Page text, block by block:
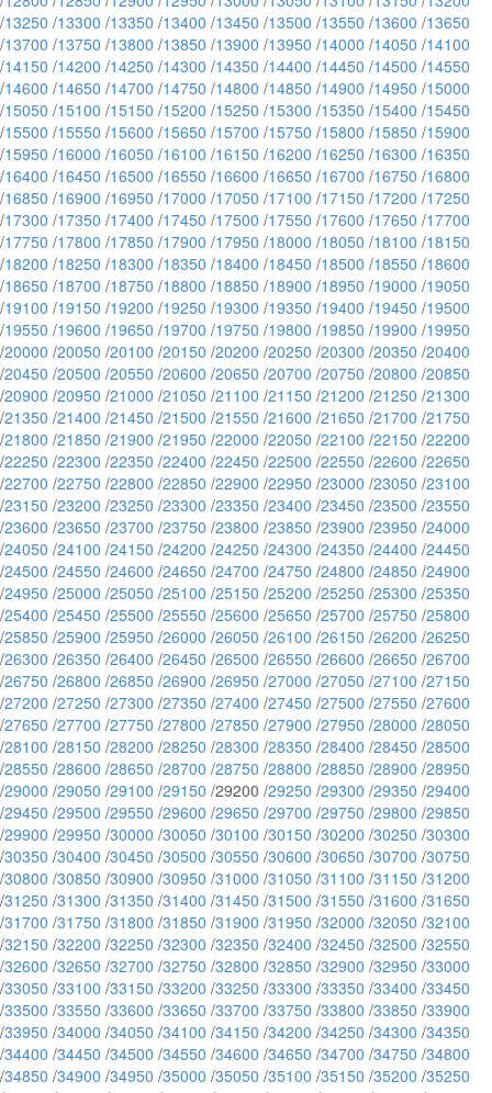
/13250 /13300 /13350 /13400 /13450 /13500 /13550 /13600 /13650
/13700 /13750 /13800 /13850 /13900 /13950 /14000 /14050 /14100
/14150 /14200 /14250 /14300 /14350 /14400 /14450 /14500 /14550
/14600 /14650 /14700 /14750 /14800 /14850 /14900 /14950 /15000
/15050 /15100 /15150 /15200 /15250 /15300 /15350 /15400 /15450
/15500 /15550 /15600 /15650 /15700 /15750 /15800 /15850 /15900
/15950 /16000 /16050 /16100 /16150 /16200 /16250 /16300 /16350
/16400 /16450 /16500 /16550 /16600 /16650 /16700 /16750 /16800
/16850 /16900 /16950 /17000 /17050 /17100 /17150 /17200 /17250
/17300 /17350 /17400 /17450 /17500 /17550 /17600 /17650 /17700
/17750 /17800 /17850 /17900 /17950 /18000 /18050 /18100 /18150
/18200 /18250 /18300 /18350 /18400 /18450 /18500 /18550 /18600
/18650 /18700 /18750 /18800 /18850 /18900 /18950 /19000 /19050
/19100 /19150 /19200 /19250 /19300 /19350 /19400 /19450 /19500
/19550 /19600 /19650 /19700 /19750 /19800 /19850 /19900 /19950
/20000 /20050 /20100 /20150 /20200 /20250 /20300 /20350 /20400
/20450 /20500 /20550 /20600 /20650 /20700 /20750 /20800 /20850
/20900 /20950 /21000 /21050 /21100 /21150 /21200 /21250 /21300
/21350 /21400 /21450 /21500 /21550 /21600 /21650 /21700 /21750
/21800 /21850 /21900 /21950 /22000 /22050 /22100 /22150 /22200
/22250 /22300 /22350 /22400 /22450 /22500 /22550 /22600 /22650
/22700 /22750 /22800 /22850 /22900 /22950 /23000 /23050 /23100
/23150 /23200 /23250 /23300 /23350 /23400 /23450 /23500 /23550
/23600 /23650 /23700 /23750 /23800 /23850 /23900 /23950 /24000
/24050 /24100 /24150 /24200 /24250 /24300 /24350 /24400 /24450
/24500 /24550 /24600 /24650 /24700 /24750 /24800 /24850 /24900
/24950 /25000 /25050 /25100 /25150 /25200 /25250 /25300 /25350
/25400 /25450 /25500 /25550 /25600 /25650 /25700 /25750 /25800
/25850 /25900 /25950 /26000 /26050 /26100 /26150 /26200 /26250
/26300 /26350 /26400 /26450 /26500 /26550 /26600 /26650 /26700
/26750 /26800 /26850 /26900 /26950 /27000 /27050 /27100 /27150
/27200 /27250 /27300 /27350 /27400 /27450 /27500 /27550 /27600
/27650 /27700 /27750 /27800 /27850 /27900 /27950 /28000 /28050
/28100 /28150 /28200 /28250 /28300 /28350 /28400 /28450 /28500
/28550 /28600 /28650 /28700 /28750 /28800 /28850 /28900 /28950
/29000 /29050 /29100 /29150 /29200 /29250 /29300 /29350 /29400
/29450 /29500 /29550 /29600 /29650 /29700 /29750 /29800 /29850
/29900 /29950 /30000 /30050 /30100 /30150 /30200 /30250 /30300
/30350 /30400 /30450 /30500 /30550 /30600 /30650 /30700 /30750
/30800 /30850 /30900 /30950 /31000 /31050 /31100 /31150 /31200
/31250 /31300 /31350 /31400 /31450 /31500 /31550 /31600 /31650
/31700 /31750 /31800 /31850 /31900 /31950 /32000 /32050 /32100
/32150 /32200 /32250 /32300 /32350 /32400 /32450 /32500 /32550
/32600 /32650 /32700 /32750 /32800 /32850 /32900 /32950 /33000
/33050 /33100 /33150 /33200 /33250 /33300 /33350 /33400 /33450
/33500 /33550 /33600 /33650 /33700 /33750 /33800 /33850 /33900
/33950 /34000 /34050 /34100 /34150 /34200 /34250 /34300 /34350
/34400 /34450 /34500 /34550 /34600 /34650 /34700 /34750 /34800
/34850 /34900 /34950 /35000 /35050 /35100 /35150 /35200 /35250